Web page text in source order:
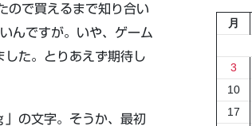
ので買えるまで知り合い
んですが。いや、ゲーム
た。とりあえず期待し
の文字。そうか、最初
月
3
10
17